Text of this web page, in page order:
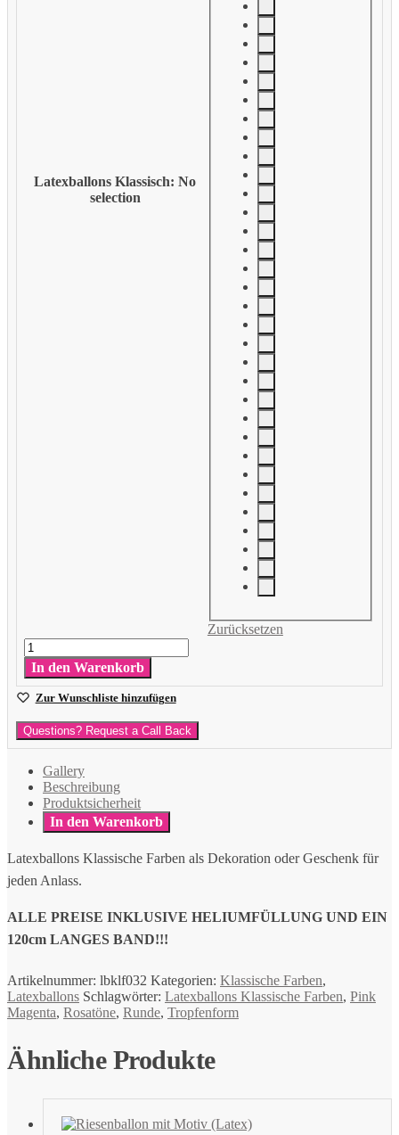
Latexballons Klassisch: No
selection
Zurücksetzen
Latexballon
Klassische
Farben
Menge
In den Warenkorb
Zur Wunschliste hinzufügen
Questions? Request a Call Back
Gallery
Beschreibung
Produktsicherheit
In den Warenkorb
Latexballons Klassische Farben als Dekoration oder Geschenk für
jeden Anlass.
ALLE PREISE INKLUSIVE HELIUMFÜLLUNG UND EIN
120cm LANGES BAND!!!
Artikelnummer: lbklf032 Kategorien: Klassische Farben,
Latexballons Schlagwörter: Latexballons Klassische Farben, Pink
Magenta, Rosatöne, Runde, Tropfenform
Ähnliche Produkte